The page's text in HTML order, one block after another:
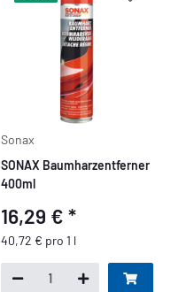
Sonax
SONAX Baumharzentferner
400ml
16,29 € *
40,72 € pro 1 l